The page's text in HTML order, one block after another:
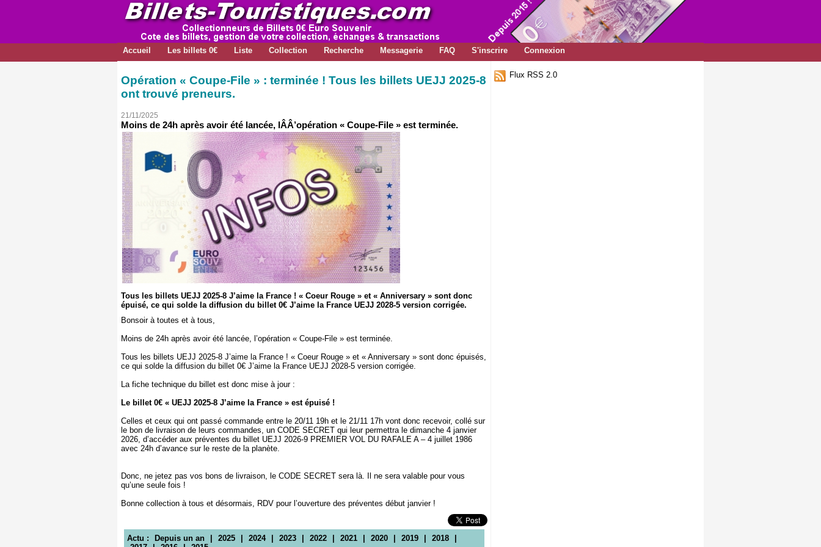
Accueil Les billets 0€ Liste Collection Recherche Messagerie FAQ S'inscrire Connexion
Opération « Coupe-File » : terminée ! Tous les billets UEJJ 2025-8
ont trouvé preneurs.
21/11/2025
Moins de 24h après avoir été lancée, lÂÂ’opération « Coupe-File » est terminée.
Tous les billets UEJJ 2025-8 J’aime la France ! « Coeur Rouge » et « Anniversary » sont donc
épuisé, ce qui solde la diffusion du billet 0€ J’aime la France UEJJ 2028-5 version corrigée.
Bonsoir à toutes et à tous,
Moins de 24h après avoir été lancée, l’opération « Coupe-File » est terminée.
Tous les billets UEJJ 2025-8 J’aime la France ! « Coeur Rouge » et « Anniversary » sont donc épuisés,
ce qui solde la diffusion du billet 0€ J’aime la France UEJJ 2028-5 version corrigée.
La fiche technique du billet est donc mise à jour :
Le billet 0€ « UEJJ 2025-8 J’aime la France » est épuisé !
Celles et ceux qui ont passé commande entre le 20/11 19h et le 21/11 17h vont donc recevoir, collé sur
le bon de livraison de leurs commandes, un CODE SECRET qui leur permettra le dimanche 4 janvier
2026, d’accéder aux préventes du billet UEJJ 2026-9 PREMIER VOL DU RAFALE A – 4 juillet 1986
avec 24h d’avance sur le reste de la planète.
Donc, ne jetez pas vos bons de livraison, le CODE SECRET sera là. Il ne sera valable pour vous
qu’une seule fois !
Bonne collection à tous et désormais, RDV pour l’ouverture des préventes début janvier !
Actu : Depuis un an 2025 2024 2023 2022 2021 2020 2019 2018
Flux RSS 2.0